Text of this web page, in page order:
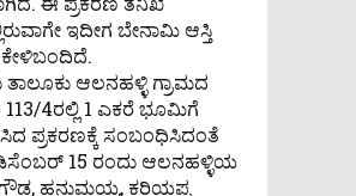
ಇದೀಗ ಬೇನಾಮಿ ಆಸ್ತಿ
ತಾಲೂಕು ಆಲನಹಳ್ಳಿ ಗ್ರಾಮದ
4ರಲ್ಲಿ 1 ಎಕರೆ ಭೂಮಿಗೆ
ಪ್ರಕರಣಕ್ಕೆ ಸಂಬಂಧಿಸಿದಂತೆ
15 ರಂದು ಆಲನಹಳ್ಳಿಯ
ಹನುಮಯ್ಯ, ಕರಿಯಪ್ಪ